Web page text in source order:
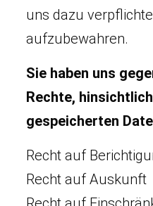
uns dazu
aufzubewahren.
Sie haben uns
Rechte,
gespeicherten
Recht auf
Recht auf Auskunft